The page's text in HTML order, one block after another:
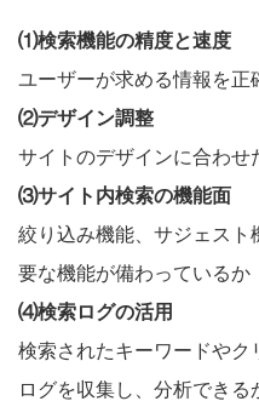
⑴検索機能の精度と速度
ユーザーが求める情報を
⑵デザイン調整
サイトのデザインに合わせ
⑶サイト内検索の機能面
絞り込み機能、サジェス
要な機能が備わっているか
⑷検索ログの活用
検索されたキーワードやク
ログを収集し、分析できる